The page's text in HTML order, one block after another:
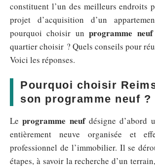
constituent l’un des meilleurs endroits
projet d’acquisition d’un
pourquoi choisir unprogramme
quartier choisir ? Quels conseils pour
Voici les réponses.
Pourquoi choisir
son programme neuf ?
Leprogramme neufdésigne d’abord
entièrement neuve organisée et
professionnel de l’immobilier. Il se
étapes, à savoir la recherche d’un